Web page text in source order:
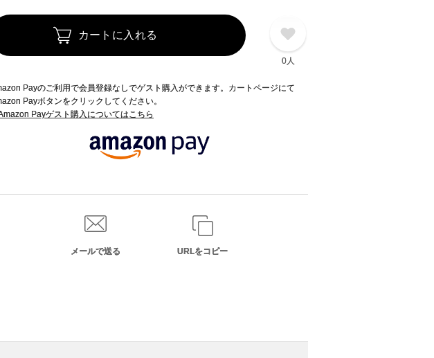
カートに入れる
0人
Payのご利用で会員登録なしでゲスト購入ができます。カートページにて
Payボタンをクリックしてください。
Payゲスト購入についてはこちら
メールで送る URLをコピー